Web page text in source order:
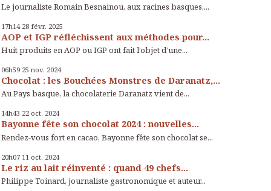
Le journaliste Romain Besnainou, aux racines basques,...
17h14 28 févr. 2025
AOP et IGP réfléchissent aux méthodes pour...
Huit produits en AOP ou IGP ont fait l’objet d’une...
06h59 25 nov. 2024
Chocolat : les Bouchées Monstres de Daranatz,...
Au Pays basque, la chocolaterie Daranatz vient de...
14h43 22 oct. 2024
Bayonne fête son chocolat 2024 : nouvelles...
Rendez-vous fort en cacao, Bayonne fête son chocolat se...
20h07 11 oct. 2024
Le riz au lait réinventé : quand 49 chefs...
Philippe Toinard, journaliste gastronomique et auteur...